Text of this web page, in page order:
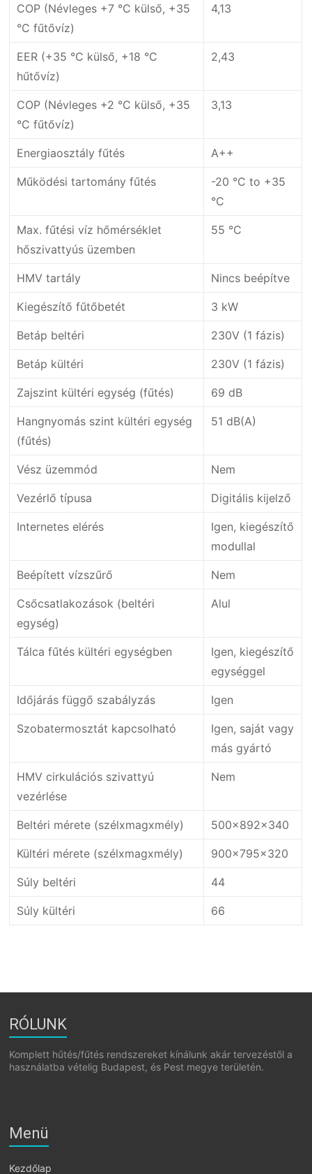
COP (Névleges +7 °C külső, +35
°C fűtővíz)
4,13
EER (+35 °C külső, +18 °C
hűtővíz)
2,43
COP (Névleges +2 °C külső, +35
°C fűtővíz)
3,13
Energiaosztály fűtés A++
Működési tartomány fűtés
-20 °C to +35
°C
Max. fűtési víz hőmérséklet
hőszivattyús üzemben
55 °C
HMV tartály Nincs beépítve
Kiegészítő fűtőbetét 3 kW
Betáp beltéri 230V (1 fázis)
Betáp kültéri 230V (1 fázis)
Zajszint kültéri egység (fűtés) 69 dB
Hangnyomás szint kültéri egység
(fűtés)
51 dB(A)
Vész üzemmód Nem
Vezérlő típusa Digitális kijelző
Internetes elérés
Igen, kiegészítő
modullal
Beépített vízszűrő Nem
Csőcsatlakozások (beltéri
egység)
Alul
Tálca fűtés kültéri egységben
Igen, kiegészítő
egységgel
Időjárás függő szabályzás Igen
Szobatermosztát kapcsolható
Igen, saját vagy
más gyártó
HMV cirkulációs szivattyú
vezérlése
Nem
Beltéri mérete (szélxmagxmély) 500x892x340
Kültéri mérete (szélxmagxmély) 900x795x320
Súly beltéri 44
Súly kültéri 66
RÓLUNK
Komplett hűtés/fűtés rendszereket kínálunk akár tervezéstől a
használatba vételig Budapest, és Pest megye területén.
Menü
Kezdőlap